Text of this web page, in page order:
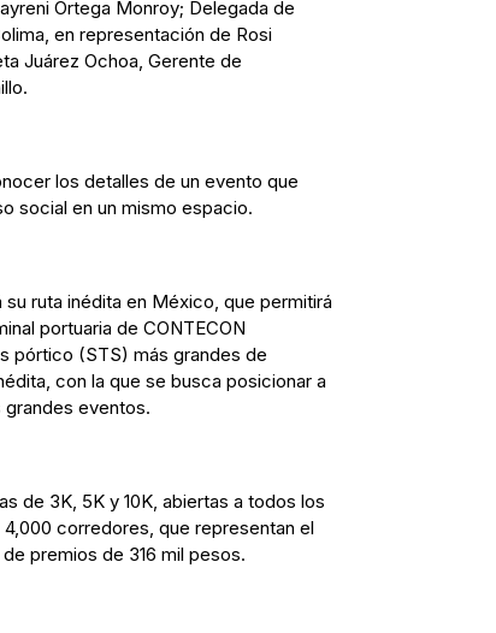
Ortega Monroy; Delegada de
en representación de Rosi
Juárez Ochoa, Gerente de
los detalles de un evento que
social en un mismo espacio.
ruta inédita en México, que permitirá
portuaria de CONTECON
pórtico (STS) más grandes de
con la que se busca posicionar a
grandes eventos.
de 3K, 5K y 10K, abiertas a todos los
corredores, que representan el
premios de 316 mil pesos.